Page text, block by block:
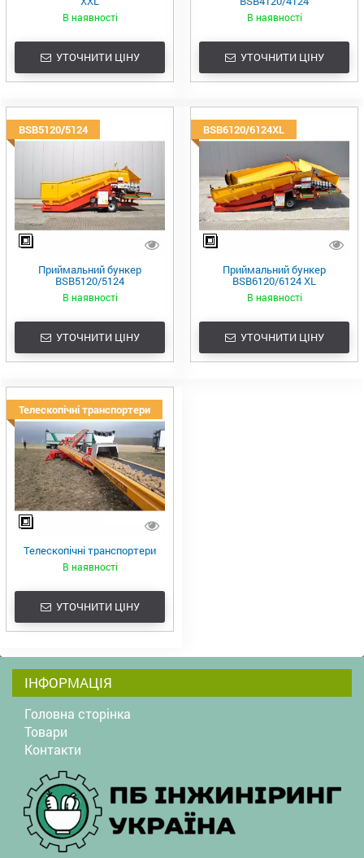
В наявності
УТОЧНИТИ ЦІНУ
В наявності
УТОЧНИТИ ЦІНУ
BSB5120/5124
Приймальний бункер
BSB5120/5124
В наявності
УТОЧНИТИ ЦІНУ
BSB6120/6124XL
Приймальний бункер
BSB6120/6124 XL
В наявності
УТОЧНИТИ ЦІНУ
Телескопічні транспортери
Телескопічні транспортери
В наявності
УТОЧНИТИ ЦІНУ
ІНФОРМАЦІЯ
Головна сторінка
Товари
Контакти